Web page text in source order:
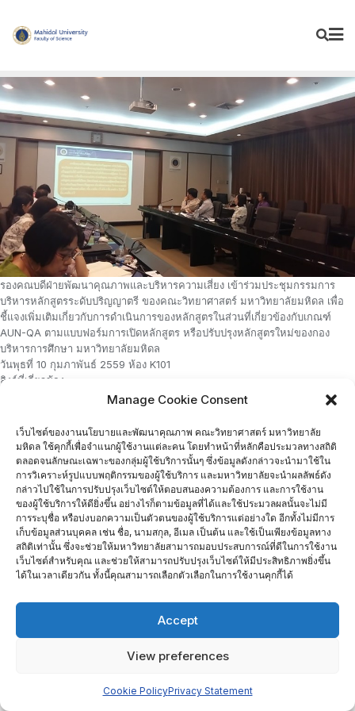
Manage Cookie Consent
เว็บไซต์ของงานนโยบายและพัฒนาคุณภาพ คณะวิทยาศาสตร์ มหาวิทยาลัย
มหิดล ใช้คุกกี้เพื่อจำแนกผู้ใช้งานแต่ละคน โดยทำหน้าที่หลักคือประมวลทางสถิติ
ตลอดจนลักษณะเฉพาะของกลุ่มผู้ใช้บริการนั้นๆ ซึ่งข้อมูลดังกล่าวจะนำมาใช้ใน
การวิเคราะห์รูปแบบพฤติกรรมของผู้ใช้บริการ และมหาวิทยาลัยจะนำผลลัพธ์ดัง
กล่าวไปใช้ในการปรับปรุงเว็บไซต์ให้ตอบสนองความต้องการ และการใช้งาน
ของผู้ใช้บริการให้ดียิ่งขึ้น อย่างไรก็ตามข้อมูลที่ได้และใช้ประมวลผลนั้นจะไม่มี
การระบุชื่อ หรือบ่งบอกความเป็นตัวตนของผู้ใช้บริการแต่อย่างใด อีกทั้งไม่มีการ
เก็บข้อมูลส่วนบุคคล เช่น ชื่อ, นามสกุล, อีเมล เป็นต้น และใช้เป็นเพียงข้อมูลทาง
สถิติเท่านั้น ซึ่งจะช่วยให้มหาวิทยาลัยสามารถมอบประสบการณ์ที่ดีในการใช้งาน
เว็บไซต์สำหรับคุณ และช่วยให้สามารถปรับปรุงเว็บไซต์ให้มีประสิทธิภาพยิ่งขึ้น
ได้ในเวลาเดียวกัน ทั้งนี้คุณสามารถเลือกตัวเลือกในการใช้งานคุกกี้ได้
Accept
View preferences
Cookie PolicyPrivacy Statement
content
รองคณบดีฝ่ายพัฒนาคุณภาพและบริหารความเสี่ยง เข้าร่วมประชุมกรรมการ
บริหารหลักสูตรระดับปริญญาตรี ของคณะวิทยาศาสตร์ มหาวิทยาลัยมหิดล เพื่อ
ชี้แจงเพิ่มเติมเกี่ยวกับการดำเนินการของหลักสูตรในส่วนที่เกี่ยวข้องกับเกณฑ์
AUN-QA ตามแบบฟอร์มการเปิดหลักสูตร หรือปรับปรุงหลักสูตรใหม่ของกอง
บริหารการศึกษา มหาวิทยาลัยมหิดล
วันพุธที่ 10 กุมภาพันธ์ 2559 ห้อง K101
ลิงก์ที่เกี่ยวข้อง
งานการศึกษา คณะวิทยาศาสตร์ มหาวิทยาลัยมหิดล
MU AUN-QA การใช้ระบบ AUN-QA ที่มหาวิทยาลัยมหิดล
จำนวนผู้เยี่ยมชม : 684
Home ติดต่อเรา
Copyright ©2026 งานนโยบายและพัฒนาคุณภาพ . All rights
reserved. Powered by WordPress
Designed by
Bizberg Themes